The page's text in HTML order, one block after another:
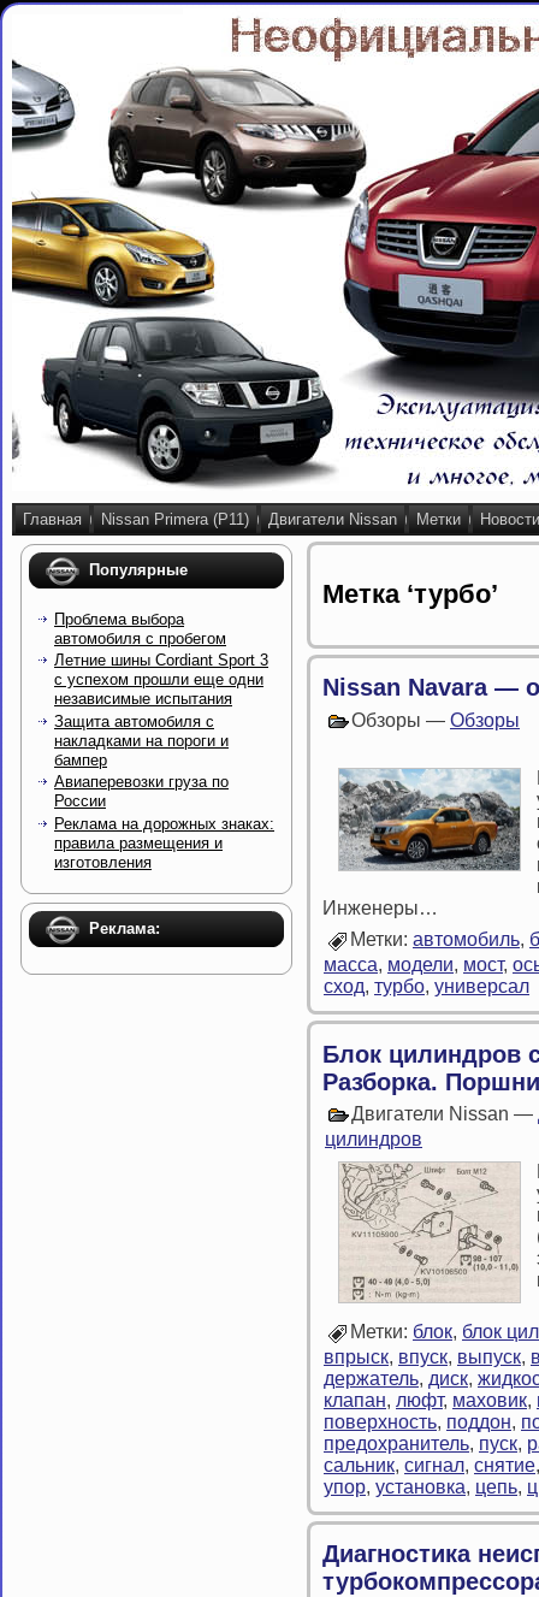
Главная Nissan Primera (P11) Двигатели Nissan Метки Новости
Популярные
Проблема выбора
автомобиля с пробегом
Летние шины Cordiant Sport 3
с успехом прошли еще одни
независимые испытания
Защита автомобиля с
накладками на пороги и
бампер
Авиаперевозки груза по
России
Реклама на дорожных знаках:
правила размещения и
изготовления
Реклама:
Метка ‘турбо’
Nissan Navara —
Обзоры — Обзоры
Инженеры…
Метки: автомобиль,
масса, модели, мост,
сход, турбо, универсал
Блок цилиндров
Разборка.
Двигатели Nissan —
цилиндров
Метки: блок, блок
впрыск, впуск, выпуск,
держатель, диск,
клапан, люфт, маховик,
поверхность, поддон,
предохранитель, пуск,
сальник, сигнал, снятие
упор, установка, цепь,
Диагностика